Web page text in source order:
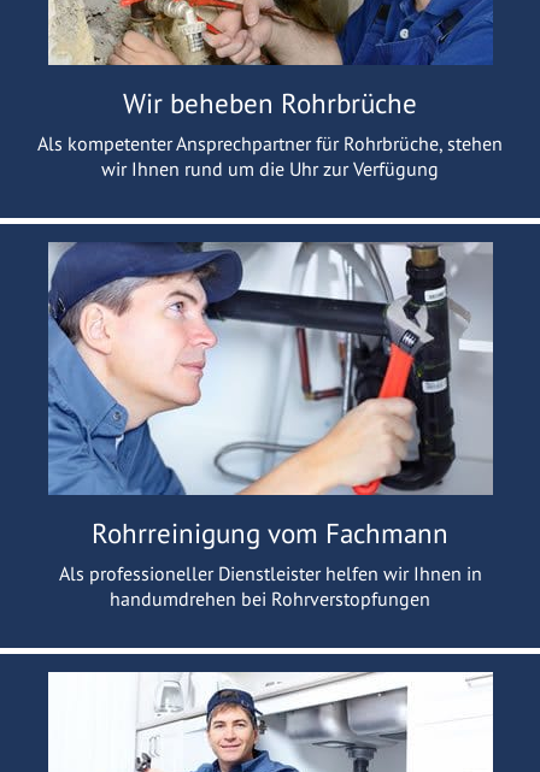
Wir beheben Rohrbrüche
Als kompetenter Ansprechpartner für Rohrbrüche, stehen
wir Ihnen rund um die Uhr zur Verfügung
Rohrreinigung vom Fachmann
Als professioneller Dienstleister helfen wir Ihnen in
handumdrehen bei Rohrverstopfungen